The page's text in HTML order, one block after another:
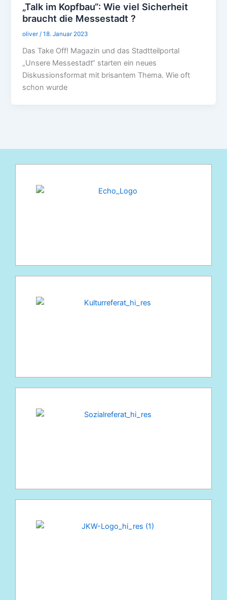
„Talk im Kopfbau“: Wie viel Sicherheit
braucht die Messestadt ?
oliver/18. Januar 2023
Das Take Off! Magazin und das Stadtteilportal
„Unsere Messestadt“ starten ein neues
Diskussionsformat mit brisantem Thema. Wie oft
schon wurde